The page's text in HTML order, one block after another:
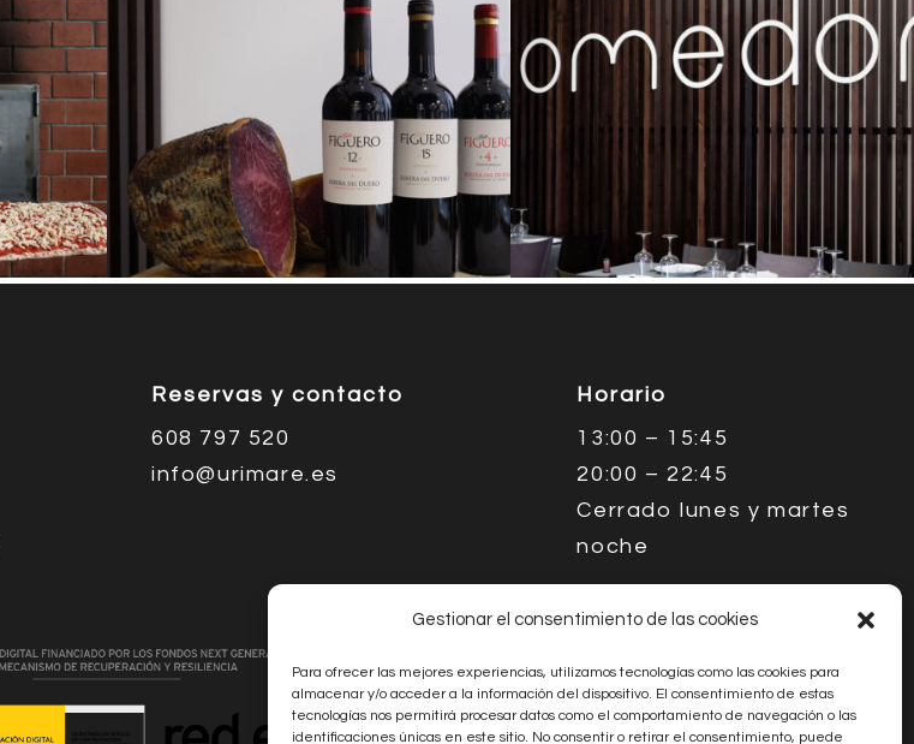
Gestionar el consentimiento de las cookies
Para ofrecer las mejores experiencias, utilizamos tecnologías como las cookies para
almacenar y/o acceder a la información del dispositivo. El consentimiento de estas
tecnologías nos permitirá procesar datos como el comportamiento de navegación o las
identificaciones únicas en este sitio. No consentir o retirar el consentimiento, puede
Reservas y contacto
608 797 520
info@urimare.es
Horario
13:00 – 15:45
20:00 – 22:45
Cerrado lunes y martes
noche